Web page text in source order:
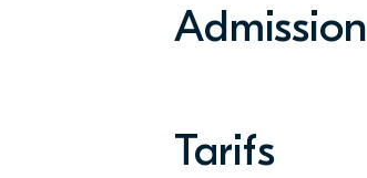
Admission
Tarifs